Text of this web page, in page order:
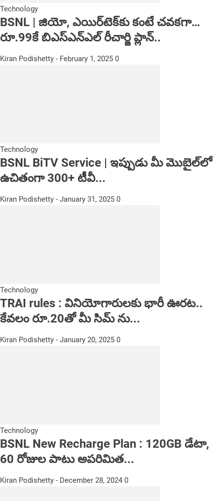
Technology
BSNL | జియో, ఎయిర్‌టెక్‌కు కంటే చవకగా…
రూ.99కే బిఎస్ఎన్ఎల్‌ రీచార్జి ప్లాన్‌..
Kiran Podishetty - February 1, 2025 0
Technology
BSNL BiTV Service | ఇప్పుడు మీ మొబైల్‌లో
ఉచితంగా 300+ టీవీ...
Kiran Podishetty - January 31, 2025 0
Technology
TRAI rules : వినియోగారుల‌కు భారీ ఊర‌ట‌..
కేవలం రూ.20తో మీ సిమ్‌ ను...
Kiran Podishetty - January 20, 2025 0
Technology
BSNL New Recharge Plan : 120GB డేటా,
60 రోజుల పాటు అపరిమిత...
Kiran Podishetty - December 28, 2024 0